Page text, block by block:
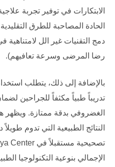
الابتكارات في توفير تجربة
الحادة المصاحبة للطرق
دمج التقنيات غير الل
رضا المرضى وسرعة تعافيهم).
بالإضافة إلى ذلك، يتطلب
تدريباً طبياً مكثفاً للجراحين
الغضروفي بدقة ممتازة. ويظهر
النتائج الطبيعية التي تدوم
تصحيحية مستقبلاً في Center
الإجمالي بنوعية التكنولوجيا